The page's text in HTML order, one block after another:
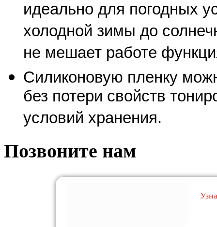
идеально для погодных
холодной зимы до
не мешает работе
Силиконовую пленку
без потери свойств
условий хранения.
Позвоните нам